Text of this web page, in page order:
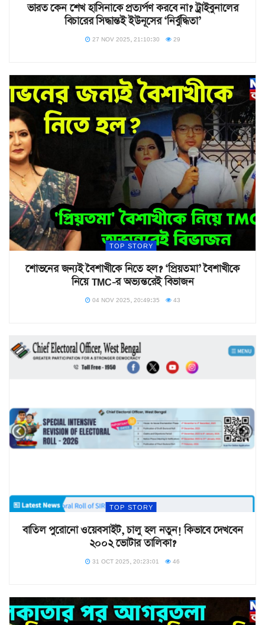
ভারত কেন শেখ হাসিনাকে প্রত্যর্পণ করবে না? ট্রাইবুনালের
বিচারের সিদ্ধান্তই ইউনূসের ‘নির্বুদ্ধিতা’
27 NOV 2025, 21:10:30 29
TOP STORY
শোভনের জন্যই বৈশাখীকে নিতে হল? ‘প্রিয়তমা’ বৈশাখীকে
নিয়ে TMC-র অভ্যন্তরেই বিভাজন
04 NOV 2025, 20:49:35 43
TOP STORY
বাতিল পুরোনো ওয়েবসাইট, চালু হল নতুন! কিভাবে দেখবেন
২০০২ ভোটার তালিকা?
31 OCT 2025, 20:23:01 46